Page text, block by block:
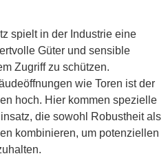
spielt in der Industrie eine
Güter und sensible
Zugriff zu schützen.
wie Toren ist der
hoch. Hier kommen spezielle
die sowohl Robustheit als
kombinieren, um potenziellen